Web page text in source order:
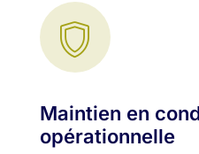
Maintien en
opérationnelle